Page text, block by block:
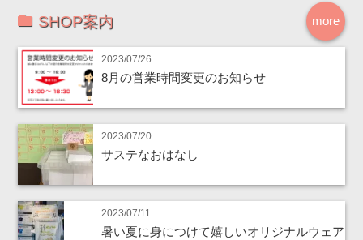
more
SHOP案内
2023/07/26
8月の営業時間変更のお知らせ
2023/07/20
サステなおはなし
2023/07/11
暑い夏に身につけて嬉しいオリジナルウェア